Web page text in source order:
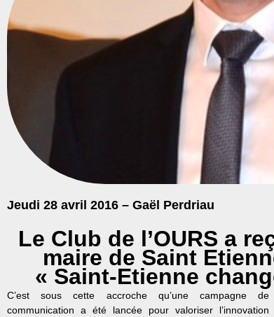
Jeudi 28 avril 2016 – Gaël Perdriau
Le Club de l’OURS a
maire de Saint
« Saint-Etienne
C’est sous cette accroche qu’une campagne de
communication a été lancée pour valoriser l’innovation